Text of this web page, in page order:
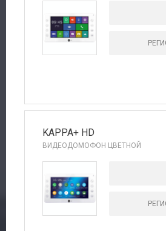
KAPPA+ HD
ВИДЕОДОМОФОН ЦВЕТНОЙ